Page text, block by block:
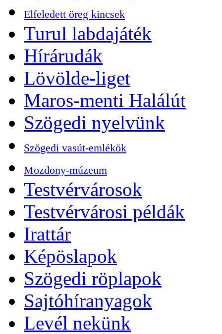
Elfeledett öreg kincsek
Turul labdajáték
Hírárudák
Lövölde-liget
Maros-menti Halálút
Szögedi nyelvünk
Szögedi vasút-emlékök
Mozdony-múzeum
Testvérvárosok
Testvérvárosi példák
Irattár
Képöslapok
Szögedi röplapok
Sajtóhíranyagok
Levél nekünk